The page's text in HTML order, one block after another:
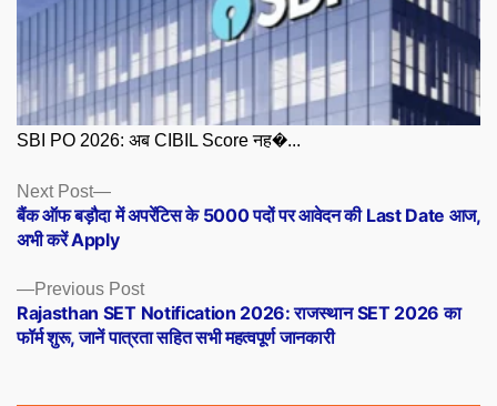
SBI PO 2026: अब CIBIL Score नह�...
Posts
navigation
Previous PostPrevious
post:
Rajasthan SET Notification 2026: राजस्थान SET 2026 का
फॉर्म शुरू, जानें पात्रता सहित सभी महत्वपूर्ण जानकारी
Next Post
Next
post:
बैंक ऑफ बड़ौदा में अपरेंटिस के 5000 पदों पर आवेदन की Last Date आज,
अभी करें Apply